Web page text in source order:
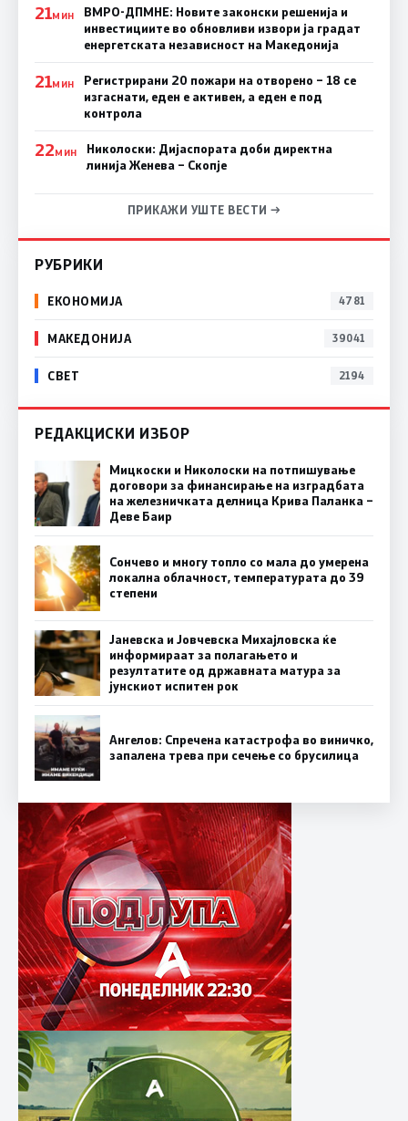
21МИН
ВМРО-ДПМНЕ: Новите законски решенија и
инвестициите во обновливи извори ја градат
енергетската независност на Македонија
21МИН
Регистрирани 20 пожари на отворено – 18 се
изгаснати, еден е активен, а еден е под
контрола
22МИН
Николоски: Дијаспората доби директна
линија Женева – Скопје
ПРИКАЖИ УШТЕ ВЕСТИ →
РУБРИКИ
ЕКОНОМИЈА 4781
МАКЕДОНИЈА 39041
СВЕТ 2194
РЕДАКЦИСКИ ИЗБОР
Мицкоски и Николоски на потпишување
договори за финансирање на изградбата
на железничката делница Крива Паланка –
Деве Баир
Сончево и многу топло со мала до умерена
локална облачност, температурата до 39
степени
Јаневска и Јовчевска Михајловска ќе
информираат за полагањето и
резултатите од државната матура за
јунскиот испитен рок
Ангелов: Спречена катастрофа во виничко,
запалена трева при сечење со брусилица